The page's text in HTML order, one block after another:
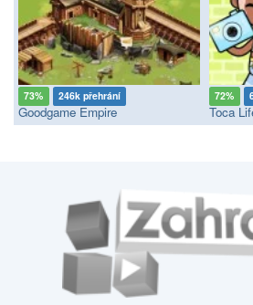
73% 246k přehrání
Goodgame Empire
72%
Toca